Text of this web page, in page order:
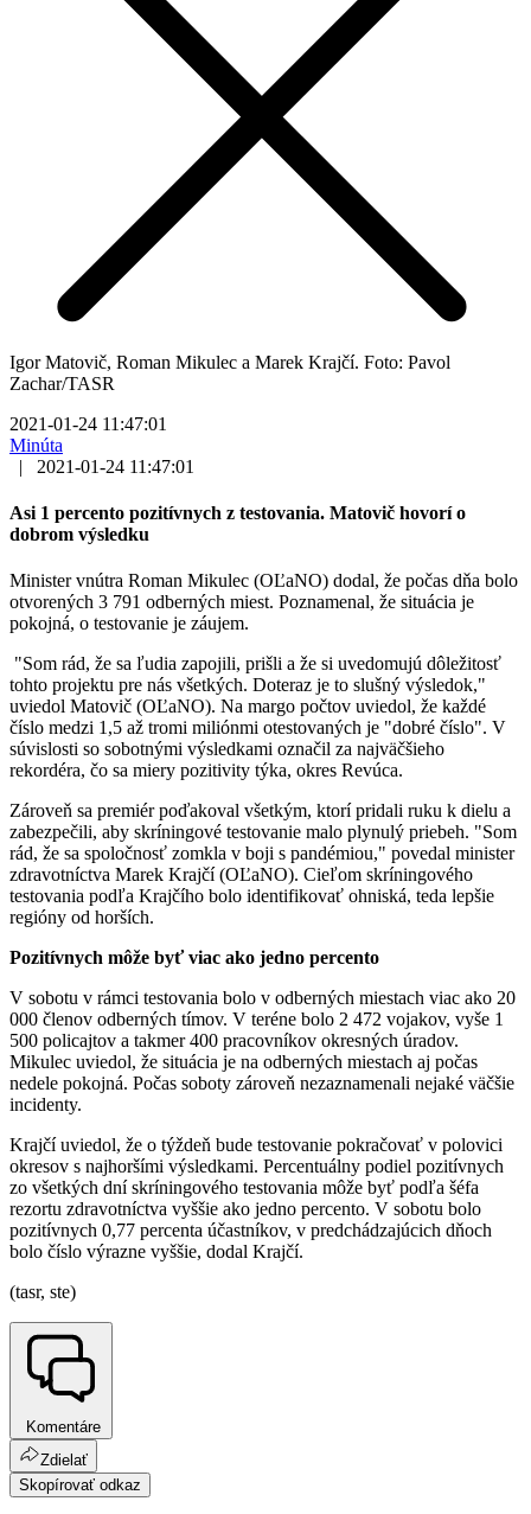
Igor Matovič, Roman Mikulec a Marek Krajčí. Foto: Pavol
Zachar/TASR
2021-01-24 11:47:01
Minúta
|
2021-01-24 11:47:01
Asi 1 percento pozitívnych z testovania. Matovič hovorí o
dobrom výsledku
Minister vnútra Roman Mikulec (OĽaNO) dodal, že počas dňa bolo
otvorených 3 791 odberných miest. Poznamenal, že situácia je
pokojná, o testovanie je záujem.
"Som rád, že sa ľudia zapojili, prišli a že si uvedomujú dôležitosť
tohto projektu pre nás všetkých. Doteraz je to slušný výsledok,"
uviedol Matovič (OĽaNO). Na margo počtov uviedol, že každé
číslo medzi 1,5 až tromi miliónmi otestovaných je "dobré číslo". V
súvislosti so sobotnými výsledkami označil za najväčšieho
rekordéra, čo sa miery pozitivity týka, okres Revúca.
Zároveň sa premiér poďakoval všetkým, ktorí pridali ruku k dielu a
zabezpečili, aby skríningové testovanie malo plynulý priebeh. "Som
rád, že sa spoločnosť zomkla v boji s pandémiou," povedal minister
zdravotníctva Marek Krajčí (OĽaNO). Cieľom skríningového
testovania podľa Krajčího bolo identifikovať ohniská, teda lepšie
regióny od horších.
Pozitívnych môže byť viac ako jedno percento
V sobotu v rámci testovania bolo v odberných miestach viac ako 20
000 členov odberných tímov. V teréne bolo 2 472 vojakov, vyše 1
500 policajtov a takmer 400 pracovníkov okresných úradov.
Mikulec uviedol, že situácia je na odberných miestach aj počas
nedele pokojná. Počas soboty zároveň nezaznamenali nejaké väčšie
incidenty.
Krajčí uviedol, že o týždeň bude testovanie pokračovať v polovici
okresov s najhoršími výsledkami. Percentuálny podiel pozitívnych
zo všetkých dní skríningového testovania môže byť podľa šéfa
rezortu zdravotníctva vyššie ako jedno percento. V sobotu bolo
pozitívnych 0,77 percenta účastníkov, v predchádzajúcich dňoch
bolo číslo výrazne vyššie, dodal Krajčí.
(tasr, ste)
Komentáre
Zdielať
Skopírovať odkaz